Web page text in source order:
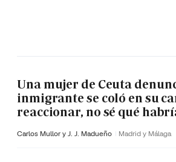
Una mujer de Ceuta
inmigrante se coló en su
reaccionar, no sé qué
Carlos Mullor y J. J. Madueño Madrid y Málaga